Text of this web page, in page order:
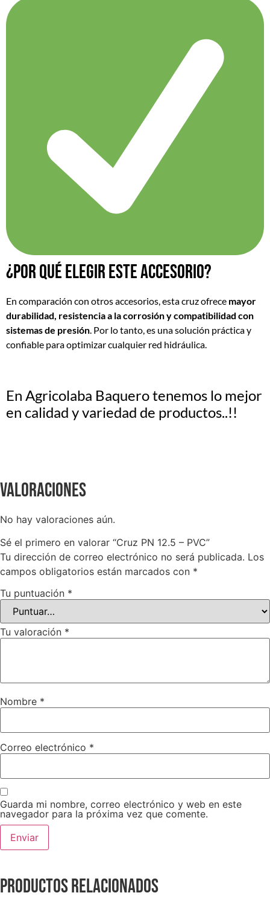
¿Por qué elegir este accesorio?
En comparación con otros accesorios, esta cruz ofrece mayor
durabilidad, resistencia a la corrosión y compatibilidad con
sistemas de presión. Por lo tanto, es una solución práctica y
confiable para optimizar cualquier red hidráulica.
En Agricolaba Baquerotenemos lo mejor
en calidad y variedad de productos..!!
Valoraciones
No hay valoraciones aún.
Sé el primero en valorar “Cruz PN 12.5 – PVC”
Tu dirección de correo electrónico no será publicada. Los
campos obligatorios están marcados con *
Tu puntuación *
Tu valoración *
Nombre *
Correo electrónico *
Guarda mi nombre, correo electrónico y web en este
navegador para la próxima vez que comente.
Productos relacionados